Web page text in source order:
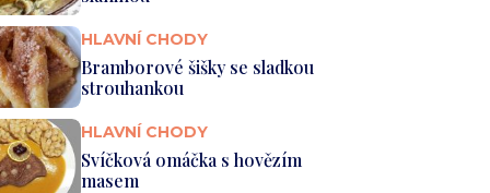
HLAVNÍ CHODY
Bramborové šišky se sladkou
strouhankou
HLAVNÍ CHODY
Svíčková omáčka s hovězím
masem